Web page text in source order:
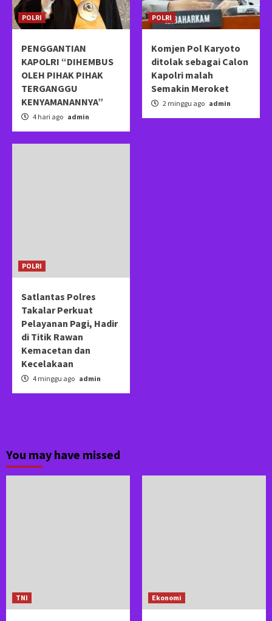
POLRI
PENGGANTIAN
KAPOLRI “DIHEMBUS
OLEH PIHAK PIHAK
TERGANGGU
KENYAMANANNYA”
4 hari ago admin
POLRI
Komjen Pol Karyoto
ditolak sebagai Calon
Kapolri malah
Semakin Meroket
2 minggu ago admin
POLRI
Satlantas Polres
Takalar Perkuat
Pelayanan Pagi, Hadir
di Titik Rawan
Kemacetan dan
Kecelakaan
4 minggu ago admin
You may have missed
TNI Ekonomi